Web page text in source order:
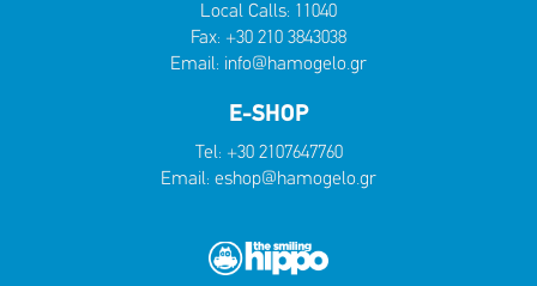
Local Calls: 11040
Fax: +30 210 3843038
Email: info@hamogelo.gr
E-SHOP
Tel: +30 2107647760
Email: eshop@hamogelo.gr